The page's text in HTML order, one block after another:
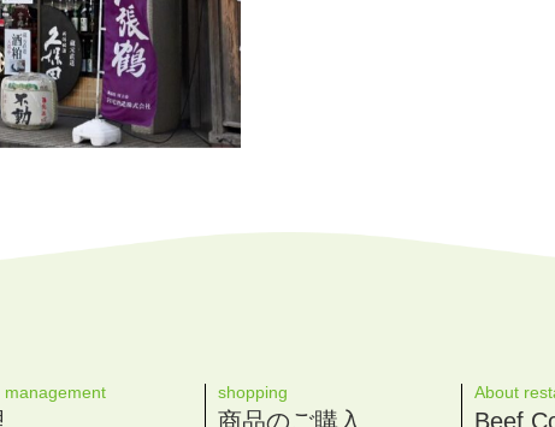
management shopping
商品のご購入
About
Beef